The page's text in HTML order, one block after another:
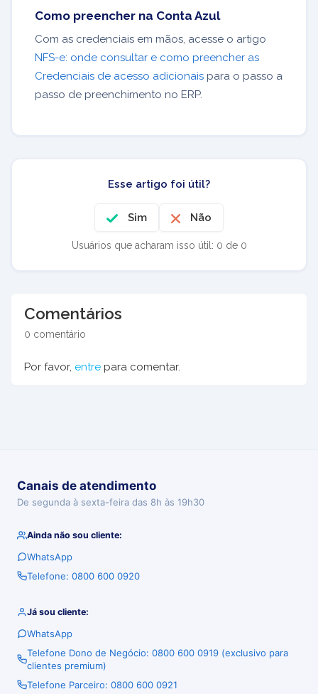
Como preencher na Conta Azul
Com as credenciais em mãos, acesse o artigo
NFS-e: onde consultar e como preencher as
Credenciais de acesso adicionais para o passo a
passo de preenchimento no ERP.
Esse artigo foi útil?
Sim Não
Usuários que acharam isso útil: 0 de 0
Comentários
0 comentário
Por favor, entre para comentar.
Canais de atendimento
De segunda à sexta-feira das 8h às 19h30
Ainda não sou cliente:
WhatsApp
Telefone: 0800 600 0920
Já sou cliente:
WhatsApp
Telefone Dono de Negócio: 0800 600 0919 (exclusivo para
clientes premium)
Telefone Parceiro: 0800 600 0921